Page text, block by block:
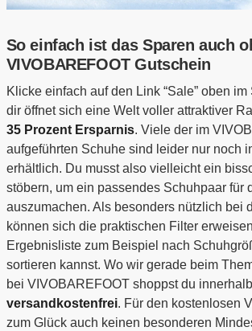
So einfach ist das Sparen auch
VIVOBAREFOOT Gutschein
Klicke einfach auf den Link “Sale” oben
dir öffnet sich eine Welt voller attraktiver
35 Prozent Ersparnis. Viele der im
aufgeführten Schuhe sind leider nur noch
erhältlich. Du musst also vielleicht ein
stöbern, um ein passendes Schuhpaar für
auszumachen. Als besonders nützlich bei
können sich die praktischen Filter
Ergebnisliste zum Beispiel nach
sortieren kannst. Wo wir gerade beim
bei VIVOBAREFOOT shoppst du
versandkostenfrei. Für den kostenlosen
zum Glück auch keinen besonderen